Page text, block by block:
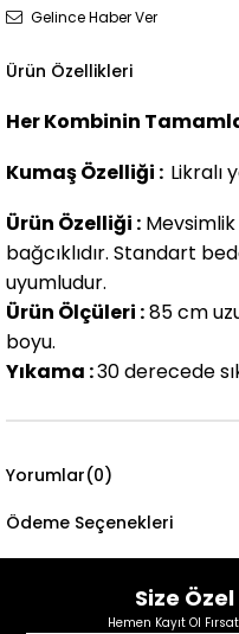
Gelince Haber Ver
Ürün Özellikleri
Her Kombinin
Kumaş Özelliği : Likralı
Ürün Özelliği :
bağcıklıdır. Standart
uyumludur.
Ürün Ölçüleri :85 cm
boyu.
Yıkama :30 derecede
Yorumlar(0)
Ödeme Seçenekleri
Size
Hemen Kayıt Ol